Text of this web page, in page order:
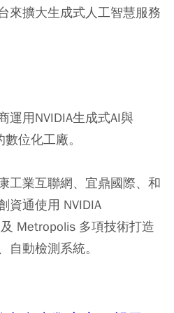
來擴大生成式人工智慧服務
運用NVIDIA生成式AI與
位化工廠。
工業互聯網、宜鼎國際、和
資通使用 NVIDIA
Metropolis 多項技術打造
自動檢測系統。